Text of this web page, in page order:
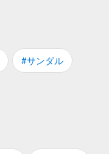
#サンダル